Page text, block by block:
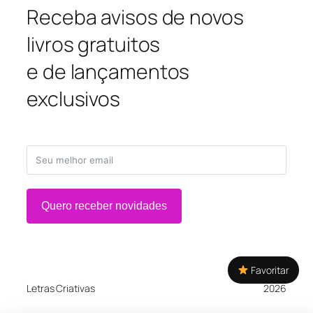
Receba avisos de novos
livros gratuitos
e de lançamentos
exclusivos
Quero receber novidades
Letras Criativas 2026
Favoritar